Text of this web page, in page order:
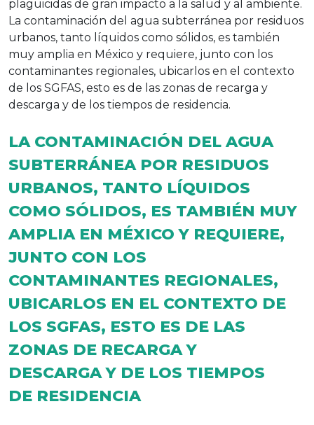
plaguicidas de gran impacto a la salud y al ambiente.
La contaminación del agua subterránea por residuos
urbanos, tanto líquidos como sólidos, es también
muy amplia en México y requiere, junto con los
contaminantes regionales, ubicarlos en el contexto
de los SGFAS, esto es de las zonas de recarga y
descarga y de los tiempos de residencia.
LA CONTAMINACIÓN DEL AGUA
SUBTERRÁNEA POR RESIDUOS
URBANOS, TANTO LÍQUIDOS
COMO SÓLIDOS, ES TAMBIÉN MUY
AMPLIA EN MÉXICO Y REQUIERE,
JUNTO CON LOS
CONTAMINANTES REGIONALES,
UBICARLOS EN EL CONTEXTO DE
LOS SGFAS, ESTO ES DE LAS
ZONAS DE RECARGA Y
DESCARGA Y DE LOS TIEMPOS
DE RESIDENCIA